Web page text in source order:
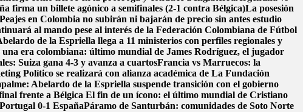
firma un billete agónico a semifinales (2-1 contra Bélgica)La posesión
Peajes en Colombia no subirán ni bajarán de precio sin antes estudio
al mando pese al interés de la Federación Colombiana de Fútbol
de la Espriella llega a 11 ministerios con perfiles regionales y
era colombiana: último mundial de James Rodríguez, el jugador
Suiza gana 4-3 y avanza a cuartosFrancia vs Marruecos: la
Político se realizará con alianza académica de La Fundación
Abelardo de la Espriella suspende transición con el gobierno
frente a Bélgica El fin de un ícono: el último mundial de Cristiano
0-1 EspañaPáramo de Santurbán: comunidades de Soto Norte